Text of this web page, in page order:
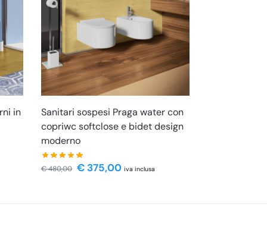
in
Sanitari sospesi Praga water con
copriwc softclose e bidet design
moderno
€480,00 € 375,00 iva inclusa